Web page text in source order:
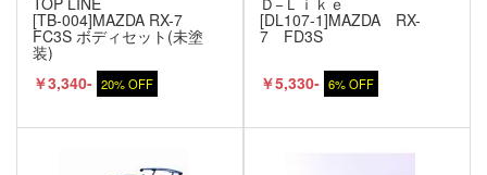
[TB-004]MAZDA RX-7
FC3S ボディセット(未塗
装)
￥3,340- 20% OFF
[DL107-1]MAZDA RX-
7 FD3S
￥5,330- 6% OFF